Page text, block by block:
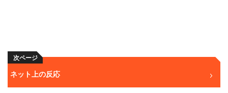
次ページ
ネット上の反応